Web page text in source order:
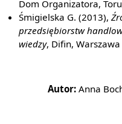
Dom Organizatora,
Śmigielska G. (2013),
przedsiębiorstw
wiedzy, Difin, Warszawa
Autor: Anna